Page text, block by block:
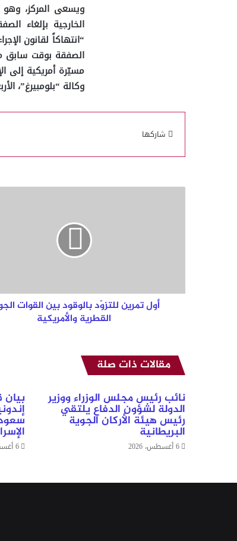
ويسعى المركز،
الخارجية بإلغاء
“انتهاكاً لقانون
مسيّرة أمريكية إلى
وكالة “بلومبيرغ”،
شاركها
أول
والأمريكية
أول تمرين للتزوّد بالوقود بين القوات
القطرية والأمريكية
مقالات ذات صلة
نائب رئيس مجلس الوزراء ووزير
الدولة لشؤون الدفاع يلتقي
رئيس هيئة الأركان الجوية
البريطانية
6 أغسطس، 2026 6 أغسطس، 2026